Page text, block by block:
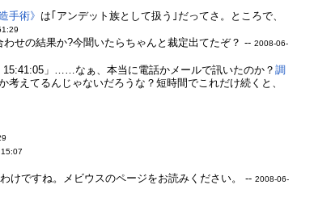
手術》 は｢アンデット族として扱う｣だってさ。ところで、
せの結果か?今聞いたらちゃんと裁定出てたぞ？ --2008-06-
15:41:05」……なぁ、本当に電話かメールで訊いたのか？調
えてるんじゃないだろうな？短時間でこれだけ続くと、
けですね。メビウスのページをお読みください。 --2008-06-